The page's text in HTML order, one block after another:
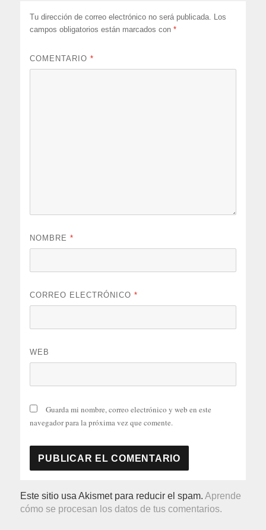
Tu dirección de correo electrónico no será publicada. Los
campos obligatorios están marcados con*
COMENTARIO*
NOMBRE*
CORREO ELECTRÓNICO*
WEB
Guarda mi nombre, correo electrónico y web en este
navegador para la próxima vez que comente.
Este sitio usa Akismet para reducir el spam.Aprende
cómo se procesan los datos de tus comentarios.